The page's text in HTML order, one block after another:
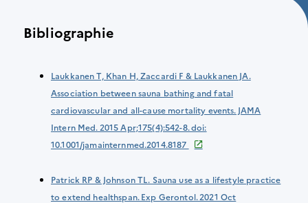
Bibliographie
Laukkanen T, Khan H, Zaccardi F & Laukkanen JA.
Association between sauna bathing and fatal
cardiovascular and all-cause mortality events. JAMA
Intern Med. 2015 Apr;175(4):542-8. doi:
10.1001/jamainternmed.2014.8187
Patrick RP & Johnson TL. Sauna use as a lifestyle practice
to extend healthspan. Exp Gerontol. 2021 Oct